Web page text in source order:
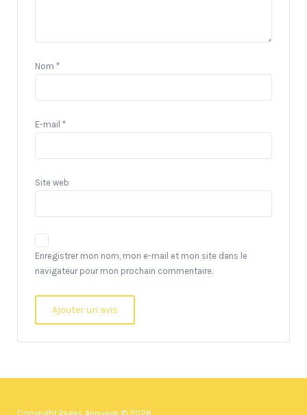
Nom *
E-mail *
Site web
Enregistrer mon nom, mon e-mail et mon site dans le
navigateur pour mon prochain commentaire.